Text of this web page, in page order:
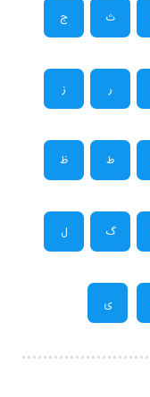
ث ج
ر ز
ط ظ
گ ل
ی